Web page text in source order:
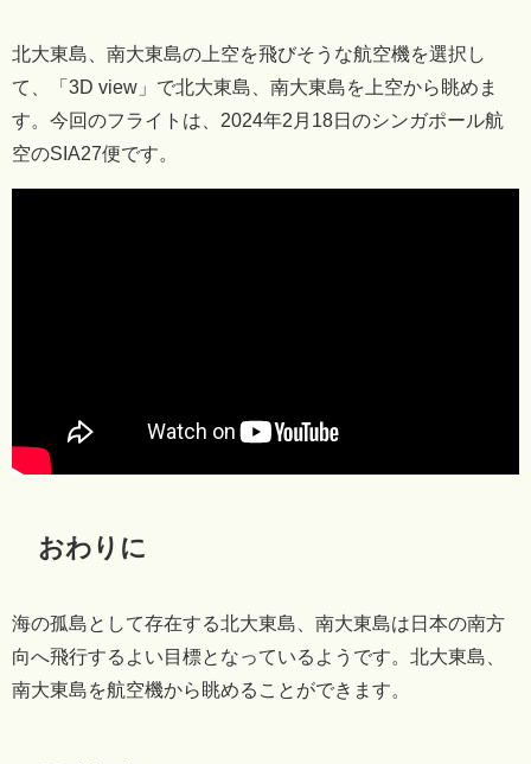
北大東島、南大東島の上空を飛びそうな航空機を選択し
て、「3D view」で北大東島、南大東島を上空から眺めま
す。今回のフライトは、2024年2月18日のシンガポール航
空のSIA27便です。
おわりに
海の孤島として存在する北大東島、南大東島は日本の南方
向へ飛行するよい目標となっているようです。北大東島、
南大東島を航空機から眺めることができます。